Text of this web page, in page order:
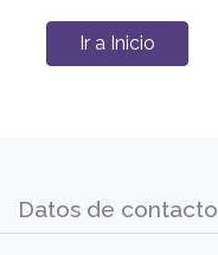
Ir a Inicio
Datos de contacto